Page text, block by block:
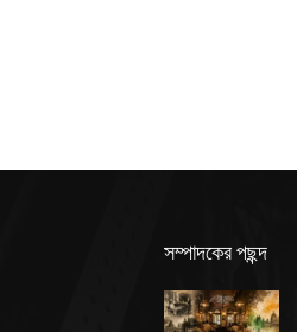
সম্পাদকের পছন্দ